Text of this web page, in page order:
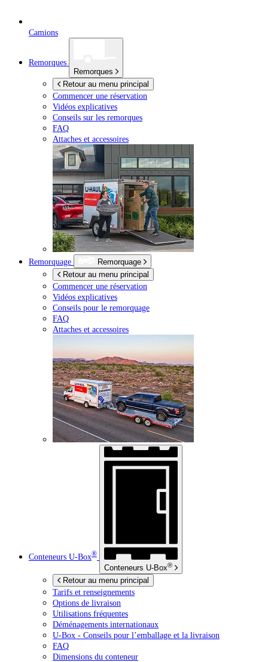
Camions
Remorques
Remorques
Retour au menu principal
Commencer une réservation
Vidéos explicatives
Conseils sur les remorques
FAQ
Attaches et accessoires
Remorquage
Remorquage
Retour au menu principal
Commencer une réservation
Vidéos explicatives
Conseils pour le remorquage
FAQ
Attaches et accessoires
Conteneurs U-Box®
Conteneurs U-Box®
Retour au menu principal
Tarifs et renseignements
Options de livraison
Utilisations fréquentes
Déménagements internationaux
U-Box - Conseils pour l’emballage et la livraison
FAQ
Dimensions du conteneur